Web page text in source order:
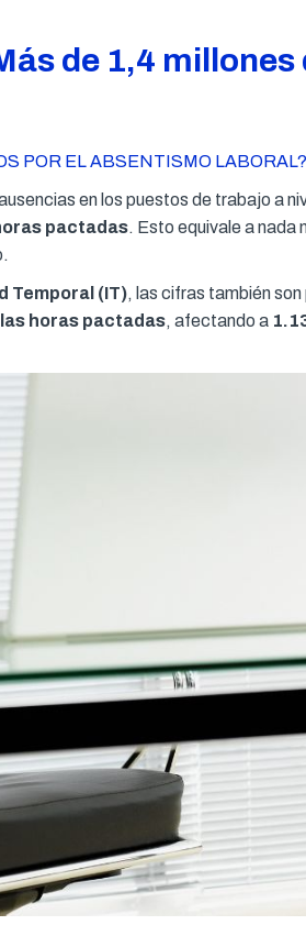
de 1,4 millones
POR EL ABSENTISMO LABORAL?
en los puestos de trabajo a
pactadas. Esto equivale a nada
Temporal (IT), las cifras también
horas pactadas, afectando a